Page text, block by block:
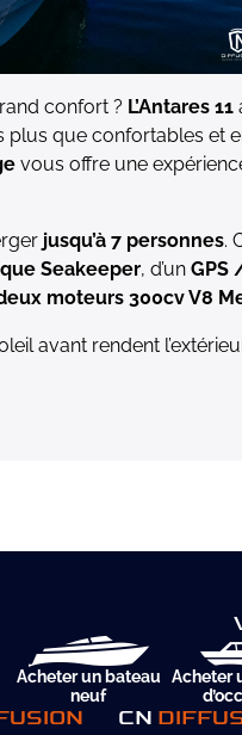
confort ? L’Antares 11
plus que confortables et
vous offre une
jusqu’à 7 personnes.
Seakeeper, d’un GPS
moteurs 300cv V8
avant rendent
Acheter un bateau
neuf
Acheter
CN